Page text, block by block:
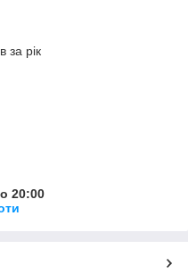
за рік
20:00